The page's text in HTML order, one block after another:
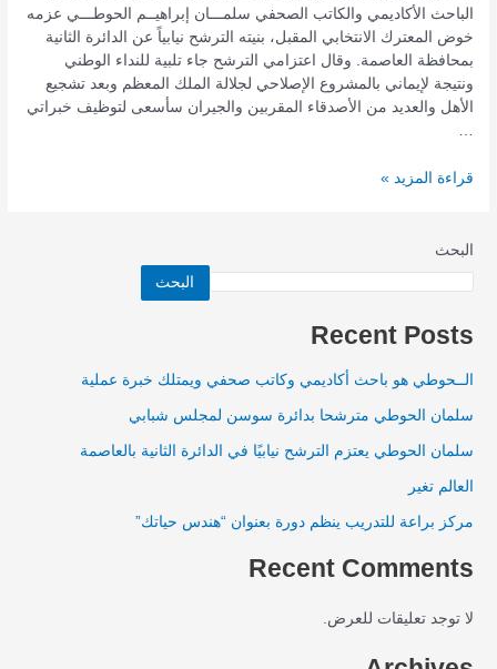
الباحث الأكاديمي والكاتب الصحفي سلمـــان إبراهيــم الحوطـــي عزمه
خوض المعترك الانتخابي المقبل، بنيته الترشح نيابياً عن الدائرة الثانية
بمحافظة العاصمة. وقال اعتزامي الترشح جاء تلبية للنداء الوطني
ونتيجة لإيماني بالمشروع الإصلاحي لجلالة الملك المعظم وبعد تشجيع
الأهل والعديد من الأصدقاء المقربين والجيران سأسعى لتوظيف خبراتي
قراءة المزيد »
البحث
البحث
Recent Posts
الــحوطي هو باحث أكاديمي وكاتب صحفي ويمتلك خبرة عملية
سلمان الحوطي مترشحا بدائرة سوسن لمجلس شبابي
سلمان الحوطي يعتزم الترشح نيابيًا في الدائرة الثانية بالعاصمة
العالم تغير
مركز براعة للتدريب ينظم دورة بعنوان “هندس حياتك”
Recent Comments
لا توجد تعليقات للعرض.